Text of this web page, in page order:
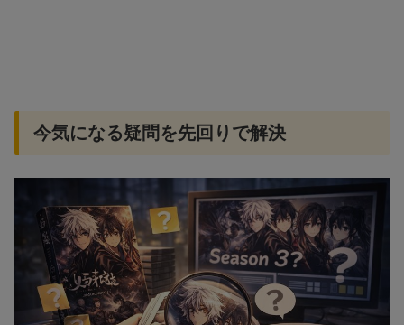
今気になる疑問を先回りで解決